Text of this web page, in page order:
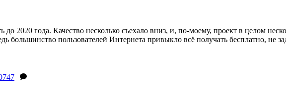
2020 года. Качество несколько съехало вниз, и, по-моему, проект в целом
большинство пользователей Интернета привыкло всё получать бесплатно, не